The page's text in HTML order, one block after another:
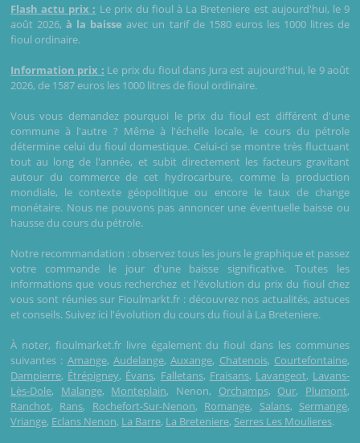
Flash actu prix : Le prix du fioul à La Breteniere est aujourd'hui, le 9
août 2026,à la baisse avec un tarif de 1580 euros les 1000 litres de
fioul ordinaire.
Information prix : Le prix du fioul dans Jura est aujourd'hui, le 9 août
2026, de 1587 euros les 1000 litres de fioul ordinaire.
Vous vous demandez pourquoi le prix du fioul est différent d'une
commune à l'autre ? Même à l'échelle locale, le cours du pétrole
détermine celui du fioul domestique. Celui-ci se montre très fluctuant
tout au long de l'année, et subit directement les facteurs gravitant
autour du commerce de cet hydrocarbure, comme la production
mondiale, le contexte géopolitique ou encore le taux de change
monétaire. Nous ne pouvons pas annoncer une éventuelle baisse ou
hausse du cours du pétrole.
Notre recommandation : observez tous les jours le graphique et passez
votre commande le jour d'une baisse significative. Toutes les
informations que vous recherchez et l'évolution du prix du fioul chez
vous sont réunies sur Fioulmarkt.fr : découvrez nos actualités, astuces
et conseils. Suivez ici l'évolution du cours du fioul à La Breteniere.
À noter, fioulmarket.fr livre également du fioul dans les communes
suivantes : Amange,Audelange,Auxange, Chatenois, Courtefontaine,
Dampierre, Étrépigney, Évans, Falletans, Fraisans, Lavangeot, Lavans-
Lès-Dole, Malange, Monteplain, Nenon, Orchamps, Our, Plumont,
Ranchot, Rans, Rochefort-Sur-Nenon, Romange, Salans, Sermange,
Vriange, Eclans Nenon, La Barre, La Breteniere, Serres Les Moulieres.